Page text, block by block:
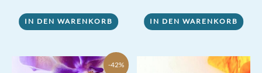
IN DEN WARENKORB
5,90 €4,90 €.
IN DEN WARENKORB
-42%